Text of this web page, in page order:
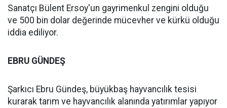
Sanatçı Bülent Ersoy'un gayrimenkul zengini olduğu
ve 500 bin dolar değerinde mücevher ve kürkü olduğu
iddia ediliyor.
EBRU GÜNDEŞ
Şarkıcı Ebru Gündeş, büyükbaş hayvancılık tesisi
kurarak tarım ve hayvancılık alanında yatırımlar yapıyor